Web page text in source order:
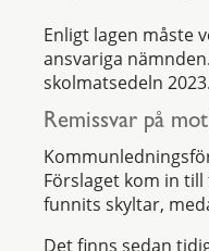
Enligt lagen måste
ansvariga
skolmatsedeln 2023.
Remissvar på
Förslaget kom in
funnits skyltar,
Det finns sedan